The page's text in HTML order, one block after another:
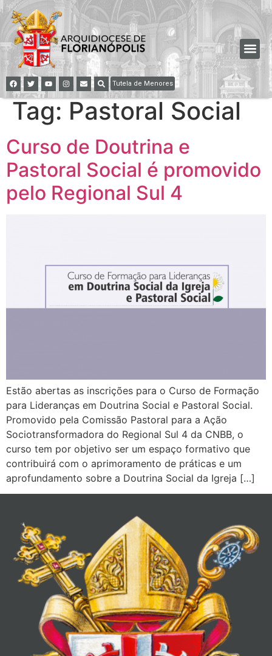
Tutela de Menores
Tag: Pastoral Social
Curso de Doutrina e
Pastoral Social é promovido
pelo Regional Sul 4
Estão abertas as inscrições para o Curso de Formação
para Lideranças em Doutrina Social e Pastoral Social.
Promovido pela Comissão Pastoral para a Ação
Sociotransformadora do Regional Sul 4 da CNBB, o
curso tem por objetivo ser um espaço formativo que
contribuirá com o aprimoramento de práticas e um
aprofundamento sobre a Doutrina Social da Igreja […]